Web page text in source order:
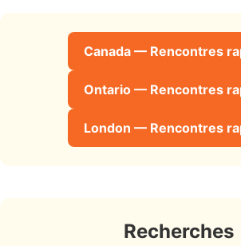
Canada — Rencontres
Ontario — Rencontres
London — Rencontres
Recherches